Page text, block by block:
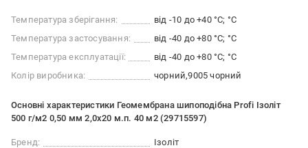
Температура зберігання:
від -10 до +40 °С; °C
Температура застосування:
від -40 до +80 °С; °С
Температура експлуатації:
від -40 до +80 °С; °C
Колір виробника:
чорний 9005 чорний
Основні характеристики Геомембрана шипоподібна Profi Ізоліт
500 г/м2 0,50 мм 2,0х20 м.п. 40 м2 (29715597)
Бренд:
Ізоліт